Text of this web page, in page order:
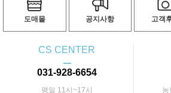
도매몰 공지사항 고객
CS CENTER
ㅡ
031-928-6654
평일 11시~17시